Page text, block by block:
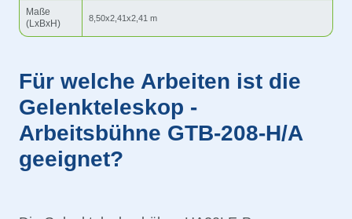
Maße
(LxBxH)
8,50x2,41x2,41 m
Für welche Arbeiten ist die
Gelenkteleskop -
Arbeitsbühne GTB-208-H/A
geeignet?